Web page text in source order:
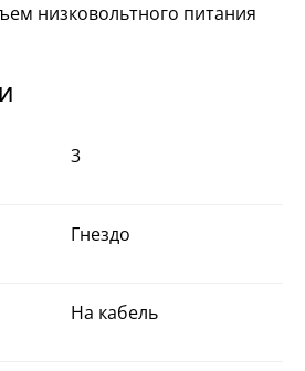
низковольтного питания
3
Гнездо
На кабель